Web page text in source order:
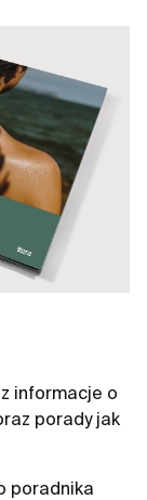
informacje o
porady jak
poradnika